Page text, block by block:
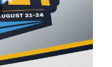
0:00 / 1:12